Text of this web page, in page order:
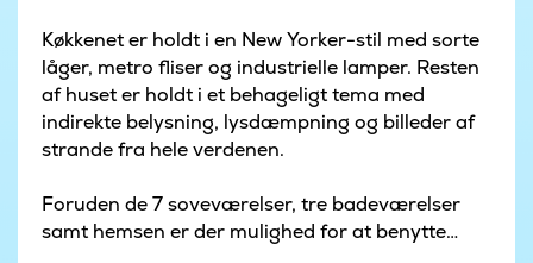
Køkkenet er holdt i en New Yorker-stil med sorte
låger, metro fliser og industrielle lamper. Resten
af huset er holdt i et behageligt tema med
indirekte belysning, lysdæmpning og billeder af
strande fra hele verdenen.
Foruden de 7 soveværelser, tre badeværelser
samt hemsen er der mulighed for at benytte